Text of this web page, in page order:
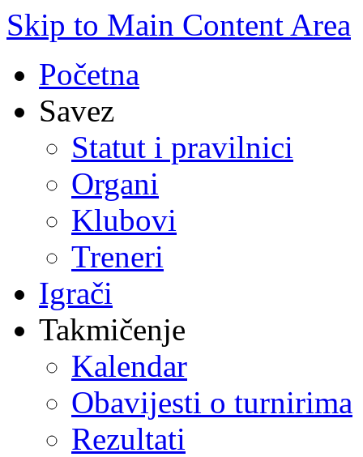
Skip to Main Content Area
Početna
Savez
Statut i pravilnici
Organi
Klubovi
Treneri
Igrači
Takmičenje
Kalendar
Obavijesti o turnirima
Rezultati